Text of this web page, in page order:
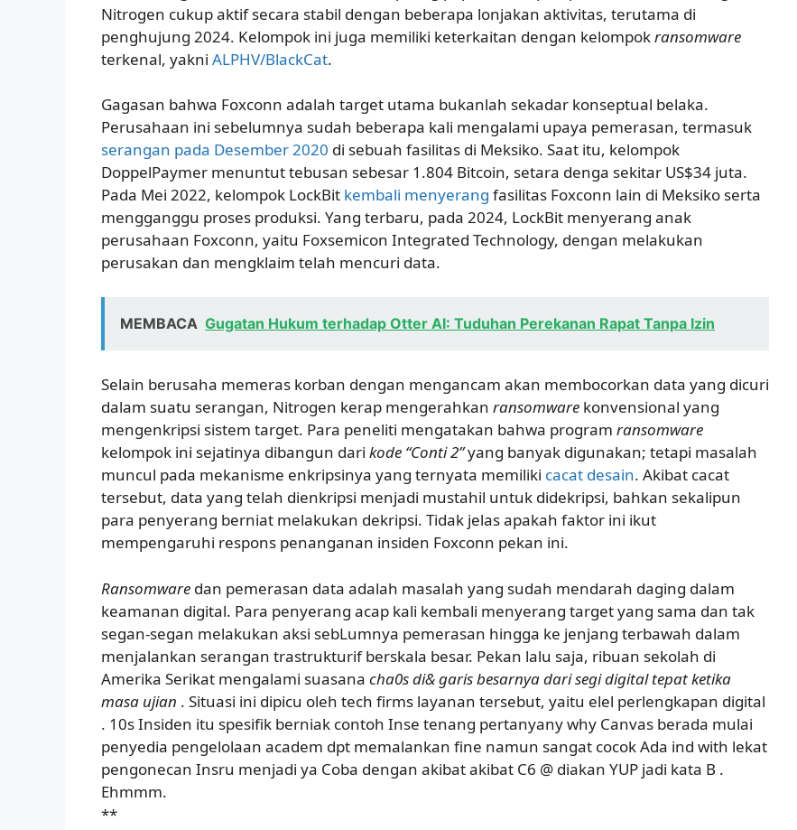
Nitrogen cukup aktif secara stabil dengan beberapa lonjakan aktivitas, terutama di
penghujung 2024. Kelompok ini juga memiliki keterkaitan dengan kelompokransomware
terkenal, yakni ALPHV/BlackCat.
Gagasan bahwa Foxconn adalah target utama bukanlah sekadar konseptual belaka.
Perusahaan ini sebelumnya sudah beberapa kali mengalami upaya pemerasan, termasuk
serangan pada Desember 2020 di sebuah fasilitas di Meksiko. Saat itu, kelompok
DoppelPaymer menuntut tebusan sebesar 1.804 Bitcoin, setara denga sekitar US$34 juta.
Pada Mei 2022, kelompok LockBit kembali menyerang fasilitas Foxconn lain di Meksiko serta
mengganggu proses produksi. Yang terbaru, pada 2024, LockBit menyerang anak
perusahaan Foxconn, yaitu Foxsemicon Integrated Technology, dengan melakukan
perusakan dan mengklaim telah mencuri data.
MEMBACA Gugatan Hukum terhadap Otter AI: Tuduhan Perekanan Rapat Tanpa Izin
Selain berusaha memeras korban dengan mengancam akan membocorkan data yang dicuri
dalam suatu serangan, Nitrogen kerap mengerahkan ransomware konvensional yang
mengenkripsi sistem target. Para peneliti mengatakan bahwa program ransomware
kelompok ini sejatinya dibangun dari kode “Conti 2”yang banyak digunakan; tetapi masalah
muncul pada mekanisme enkripsinya yang ternyata memiliki cacat desain. Akibat cacat
tersebut, data yang telah dienkripsi menjadi mustahil untuk didekripsi, bahkan sekalipun
para penyerang berniat melakukan dekripsi. Tidak jelas apakah faktor ini ikut
mempengaruhi respons penanganan insiden Foxconn pekan ini.
Ransomware dan pemerasan data adalah masalah yang sudah mendarah daging dalam
keamanan digital. Para penyerang acap kali kembali menyerang target yang sama dan tak
segan-segan melakukan aksi sebLumnya pemerasan hingga ke jenjang terbawah dalam
menjalankan serangan trastrukturif berskala besar. Pekan lalu saja, ribuan sekolah di
Amerika Serikat mengalami suasana cha0s di& garis besarnya dari segi digital tepat ketika
masa ujian . Situasi ini dipicu oleh tech firms layanan tersebut, yaitu elel perlengkapan digital
. 10s Insiden itu spesifik berniak contoh Inse tenang pertanyany why Canvas berada mulai
penyedia pengelolaan academ dpt memalankan fine namun sangat cocok Ada ind with lekat
pengonecan Insru menjadi ya Coba dengan akibat akibat C6 @ diakan YUP jadi kata B .
Ehmmm.
**